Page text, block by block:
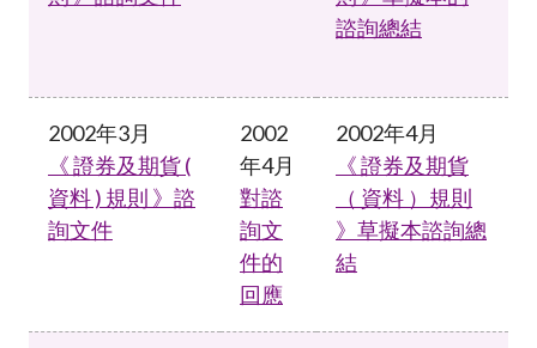
諮詢總結
2002年3月
《 證券及期貨 (
資料 ) 規則 》諮
詢文件
2002
年4月
對諮
詢文
件的
回應
2002年4月
《 證券及期貨
（ 資料 ）規則
》草擬本諮詢總
結